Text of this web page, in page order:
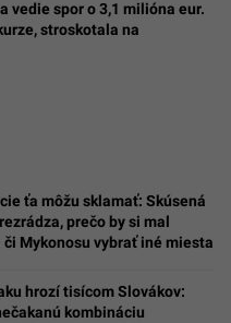
vedie spor o 3,1 milióna eur.
stroskotala na
ťa môžu sklamať: Skúsená
prečo by si mal
Mykonosu vybrať iné miesta
hrozí tisícom Slovákov:
kombináciu